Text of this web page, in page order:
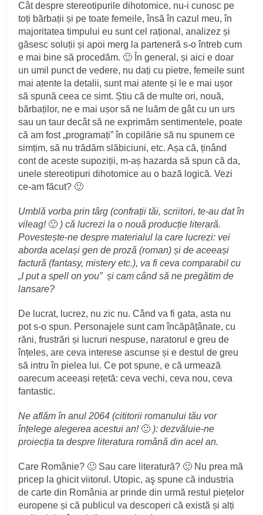
Cât despre stereotipurile dihotomice, nu-i cunosc pe
toți bărbații și pe toate femeile, însă în cazul meu, în
majoritatea timpului eu sunt cel rațional, analizez și
găsesc soluții și apoi merg la parteneră s-o întreb cum
e mai bine să procedăm. 🙂 În general, și aici e doar
un umil punct de vedere, nu dați cu pietre, femeile sunt
mai atente la detalii, sunt mai atente și le e mai ușor
să spună ceea ce simt. Știu că de multe ori, nouă,
bărbaților, ne e mai ușor să ne luăm de gât cu un urs
sau un taur decât să ne exprimăm sentimentele, poate
că am fost „programați” în copilărie să nu spunem ce
simțim, să nu trădăm slăbiciuni, etc. Așa că, ținând
cont de aceste supoziții, m-aș hazarda să spun că da,
unele stereotipuri dihotomice au o bază logică. Vezi
ce-am făcut? 🙂
Umblă vorba prin târg (confrații tăi, scriitori, te-au dat în
vileag!🙂 ) că lucrezi la o nouă producție literară.
Povestește-ne despre materialul la care lucrezi: vei
aborda același gen de proză (roman) și de aceeași
factură (fantasy, mistery etc.), va fi ceva comparabil cu
„I put a spell on you” și cam când să ne pregătim de
lansare?
De lucrat, lucrez, nu zic nu. Când va fi gata, asta nu
pot s-o spun. Personajele sunt cam încăpățânate, cu
răni, frustrări și lucruri nespuse, naratorul e greu de
înțeles, are ceva interese ascunse și e destul de greu
să intru în pielea lui. Ce pot spune, e că urmează
oarecum aceeași rețetă: ceva vechi, ceva nou, ceva
fantastic.
Ne aflăm în anul 2064 (cititorii romanului tău vor
înțelege alegerea acestui an!🙂 ): dezvăluie-ne
proiecția ta despre literatura română din acel an.
Care Românie? 🙂 Sau care literatură? 🙂 Nu prea mă
pricep la ghicit viitorul. Utopic, aş spune că industria
de carte din România ar prinde din urmă restul piețelor
europene și că publicul va descoperi că există și alți